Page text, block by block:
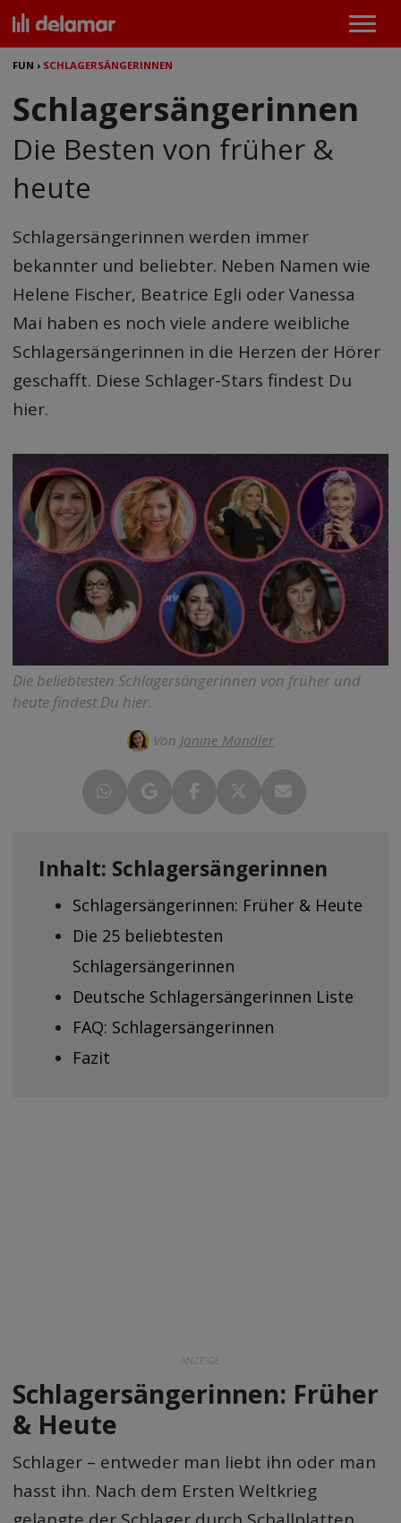
FUN › SCHLAGERSÄNGERINNEN
Schlagersängerinnen
Die Besten von früher &
heute
Schlagersängerinnen werden immer
bekannter und beliebter. Neben Namen wie
Helene Fischer, Beatrice Egli oder Vanessa
Mai haben es noch viele andere weibliche
Schlagersängerinnen in die Herzen der Hörer
geschafft. Diese Schlager-Stars findest Du
hier.
Die beliebtesten Schlagersängerinnen von früher und
heute findest Du hier.
Von Janine Mandler
Inhalt: Schlagersängerinnen
Schlagersängerinnen: Früher & Heute
Die 25 beliebtesten
Schlagersängerinnen
Deutsche Schlagersängerinnen Liste
FAQ: Schlagersängerinnen
Fazit
ANZEIGE
Schlagersängerinnen: Früher
& Heute
Schlager – entweder man liebt ihn oder man
hasst ihn. Nach dem Ersten Weltkrieg